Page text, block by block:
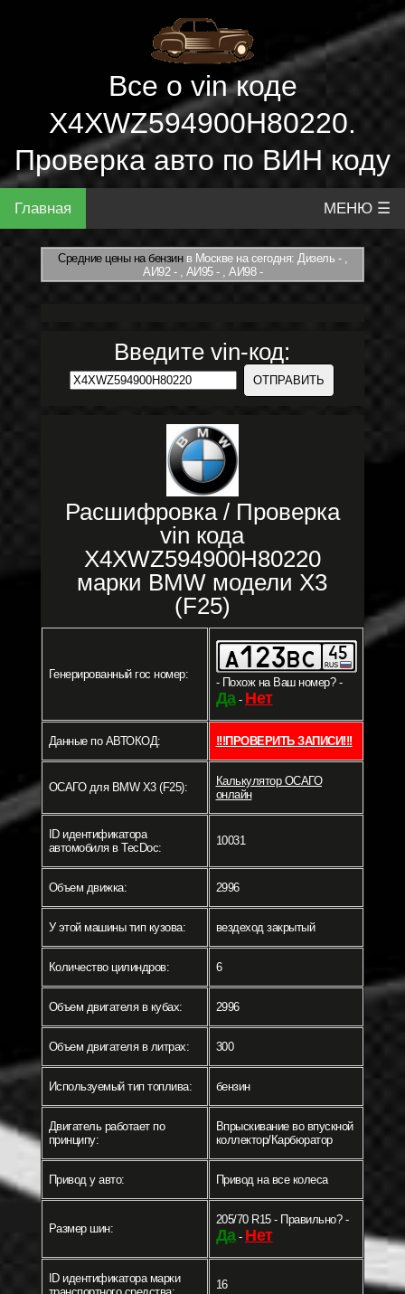
Все о vin коде
X4XWZ594900H80220.
Проверка авто по ВИН коду
Главная МЕНЮ ☰
Средние цены на бензинв Москве на сегодня: Дизель - ,
АИ92 - , АИ95 - , АИ98 -
Введите vin-код:
Расшифровка / Проверка
vin кода
X4XWZ594900H80220
марки BMW модели X3
(F25)
Генерированный гос номер:
- Похож на Ваш номер? -
Да- Нет
Данные по АВТОКОД: !!!ПРОВЕРИТЬ ЗАПИСИ!!!
ОСАГО для BMW X3 (F25):
Калькулятор ОСАГО
онлайн
ID идентификатора
автомобиля в TecDoc:
10031
Объем движка: 2996
У этой машины тип кузова: вездеход закрытый
Количество цилиндров: 6
Объем двигателя в кубах: 2996
Объем двигателя в литрах: 300
Используемый тип топлива: бензин
Двигатель работает по
принципу:
Впрыскивание во впускной
коллектор/Карбюратор
Привод у авто: Привод на все колеса
Размер шин:
205/70 R15 - Правильно? -
Да- Нет
ID идентификатора марки
16